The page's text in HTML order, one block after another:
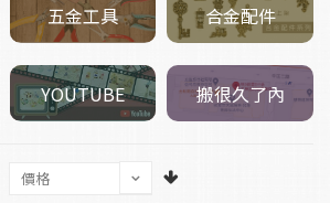
五金工具 合金配件
YOUTUBE 搬很久了內